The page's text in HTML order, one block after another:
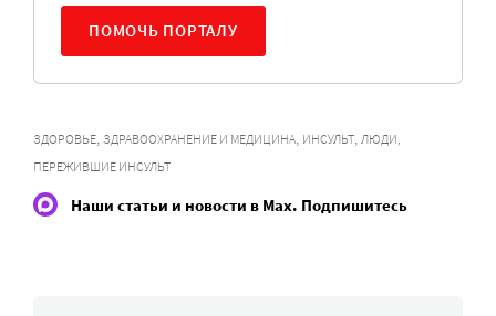
ПОМОЧЬ ПОРТАЛУ
ЗДОРОВЬЕ, ЗДРАВООХРАНЕНИЕ И МЕДИЦИНА, ИНСУЛЬТ, ЛЮДИ,
ПЕРЕЖИВШИЕ ИНСУЛЬТ
Наши статьи и новости в Max. Подпишитесь